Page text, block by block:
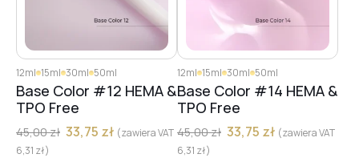
12ml 15ml 30ml 50ml
Base Color #12 HEMA &
TPO Free
45,00zł 33,75 zł (zawiera VAT
6,31 zł)
12ml 15ml 30ml 50ml
Base Color #14 HEMA &
TPO Free
45,00zł 33,75 zł (zawiera VAT
6,31 zł)